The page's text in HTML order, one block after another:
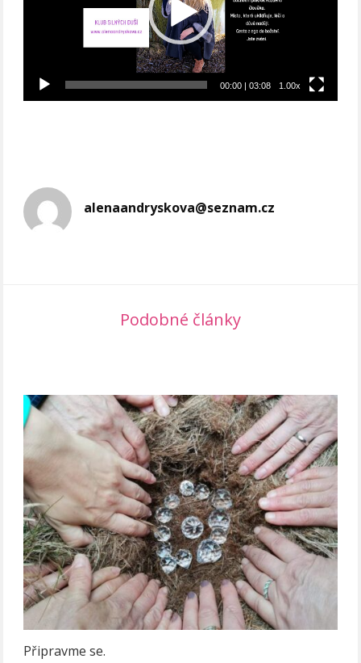
00:00| 03:08 1.00x
alenaandryskova@seznam.cz
Podobné články
Připravme se.